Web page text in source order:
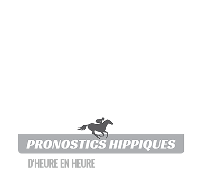
D'HEURE EN HEURE